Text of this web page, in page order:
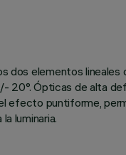
elementos lineales
20°. Ópticas de alta
efecto puntiforme,
luminaria.